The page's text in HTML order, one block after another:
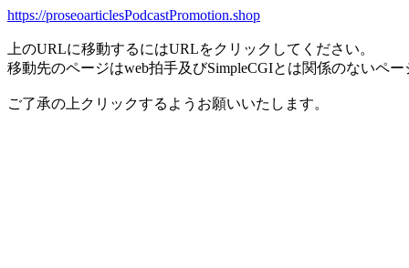
https://proseoarticlesPodcastPromotion.shop
上のURLに移動するにはURLをクリックしてください。
移動先のページはweb拍手及びSimpleCGIとは関係のないペ
ご了承の上クリックするようお願いいたします。